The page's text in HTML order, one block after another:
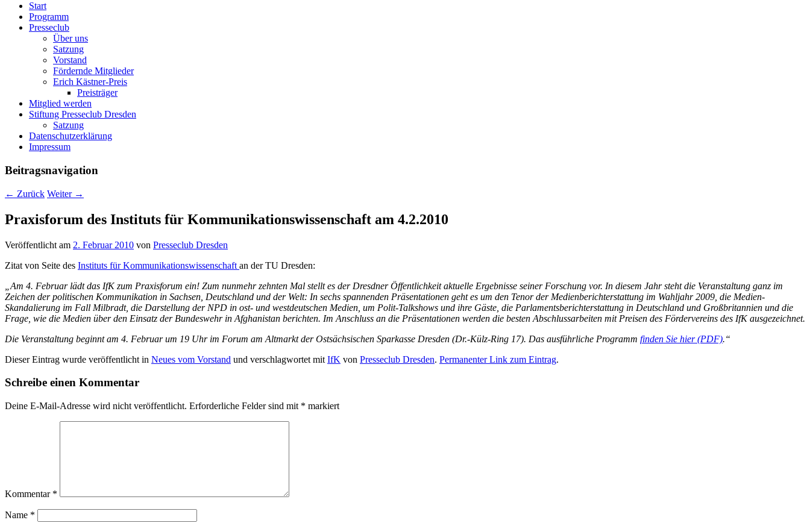
Start
Programm
Presseclub
Über uns
Satzung
Vorstand
Fördernde Mitglieder
Erich Kästner-Preis
Preisträger
Mitglied werden
Stiftung Presseclub Dresden
Satzung
Datenschutzerklärung
Impressum
Beitragsnavigation
← Zurück Weiter →
Praxisforum des Instituts für Kommunikationswissenschaft am 4.2.2010
Veröffentlicht am 2. Februar 2010 von Presseclub Dresden
Zitat von Seite des Instituts für Kommunikationswissenschaft an der TU Dresden:
„Am 4. Februar lädt das IfK zum Praxisforum ein! Zum nunmehr zehnten Mal stellt es der Dresdner Öffentlichkeit aktuelle Ergebnisse seiner Forschung vor. In diesem Jahr steht die Veranstaltung ganz im
Zeichen der politischen Kommunikation in Sachsen, Deutschland und der Welt: In sechs spannenden Präsentationen geht es um den Tenor der Medienberichterstattung im Wahljahr 2009, die Medien-
Skandalierung im Fall Milbradt, die Darstellung der NPD in ost- und westdeutschen Medien, um Polit-Talkshows und ihre Gäste, die Parlamentsberichterstattung in Deutschland und Großbritannien und die
Frage, wie die Medien über den Einsatz der Bundeswehr in Afghanistan berichten. Im Anschluss an die Präsentationen werden die besten Abschlussarbeiten mit Preisen des Fördervereins des IfK ausgezeichnet.
Die Veranstaltung beginnt am 4. Februar um 19 Uhr im Forum am Altmarkt der Ostsächsischen Sparkasse Dresden (Dr.-Külz-Ring 17). Das ausführliche Programm finden Sie hier (PDF).“
Dieser Eintrag wurde veröffentlicht in Neues vom Vorstand und verschlagwortet mit IfK von Presseclub Dresden. Permanenter Link zum Eintrag.
Schreibe einen Kommentar
Deine E-Mail-Adresse wird nicht veröffentlicht. Erforderliche Felder sind mit * markiert
Kommentar *
Name *